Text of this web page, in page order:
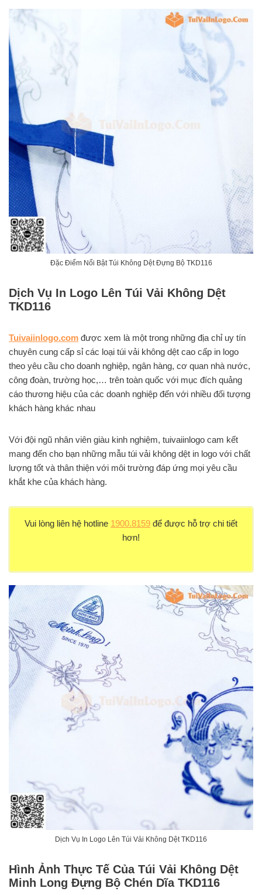
Đặc Điểm Nổi Bật Túi Không Dệt Đựng Bộ TKD116
Dịch Vụ In Logo Lên Túi Vải Không Dệt
TKD116
Tuivaiinlogo.com được xem là một trong những địa chỉ uy tín
chuyên cung cấp sỉ các loại túi vải không dệt cao cấp in logo
theo yêu cầu cho doanh nghiệp, ngân hàng, cơ quan nhà nước,
công đoàn, trường học,… trên toàn quốc với mục đích quảng
cáo thương hiệu của các doanh nghiệp đến với nhiều đối tượng
khách hàng khác nhau
Với đội ngũ nhân viên giàu kinh nghiệm, tuivaiinlogo cam kết
mang đến cho bạn những mẫu túi vải không dệt in logo với chất
lượng tốt và thân thiện với môi trường đáp ứng mọi yêu cầu
khắt khe của khách hàng.
Vui lòng liên hệ hotline 1900.8159 để được hỗ trợ chi tiết
hơn!
Dịch Vụ In Logo Lên Túi Vải Không Dệt TKD116
Hình Ảnh Thực Tế Của Túi Vải Không Dệt
Minh Long Đựng Bộ Chén Dĩa TKD116